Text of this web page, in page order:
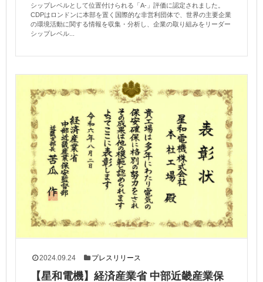
シップレベルとして位置付けられる「A-」評価に認定されました。
CDPはロンドンに本部を置く国際的な非営利団体で、世界の主要企業
の環境活動に関する情報を収集・分析し、企業の取り組みをリーダー
シップレベル...
2024.09.24 プレスリリース
【星和電機】経済産業省 中部近畿産業保